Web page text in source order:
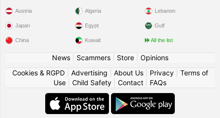
Austria
Japan
China
Algeria
Egypt
Kuwait
Lebanon
Gulf
All the list
News| Scammers| Store| Opinions
Cookies & RGPD| Advertising About Us| Privacy| Terms of
Use
Child Safety Contact FAQs